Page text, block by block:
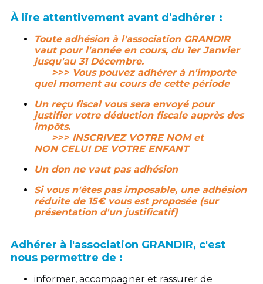
À lire attentivement avant d'adhérer :
Toute adhésion à l'association GRANDIR
vaut pour l'année en cours, du 1er Janvier
jusqu'au 31 Décembre.
>>> Vous pouvez adhérerà n'importe
quel moment au cours de cette période
Un reçu fiscal vous sera envoyé pour
justifier votre déduction fiscale auprès des
impôts.
>>> INSCRIVEZ VOTRE NOM et
NON CELUI DE VOTRE ENFANT
Un don ne vaut pas adhésion
Si vous n'êtes pas imposable, une adhésion
réduite de 15€ vous est proposée (sur
présentation d'un justificatif)
Adhérer à l'association GRANDIR, c'est
nous permettre de :
informer, accompagner et rassurer de